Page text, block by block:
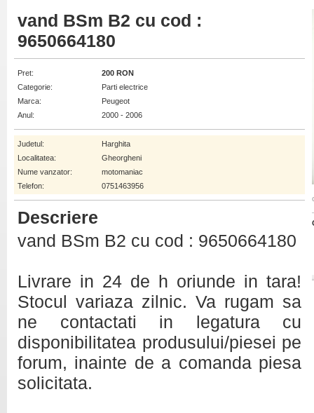
vand BSm B2 cu cod :
9650664180
Pret:
200 RON
Categorie:
Parti electrice
Marca:
Peugeot
Anul:
2000 - 2006
Judetul:
Harghita
Localitatea:
Gheorgheni
Nume vanzator:
motomaniac
Telefon:
0751463956
Descriere
vand BSm B2 cu cod : 9650664180
Livrare in 24 de h oriunde in tara!
Stocul variaza zilnic. Va rugam sa
ne contactati in legatura cu
disponibilitatea produsului/piesei pe
forum, inainte de a comanda piesa
solicitata.